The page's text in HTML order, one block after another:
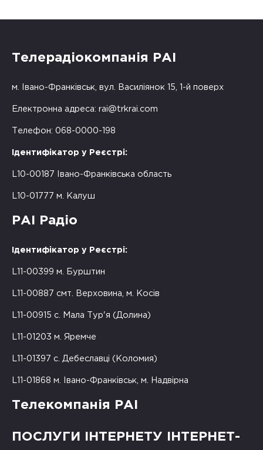
Телерадіокомпанія РАІ
м. Івано-Франківськ, вул. Василіянок 15, 1-й поверх
Електронна адреса: rai@trkrai.com
Телефон: 068-0000-198
Ідентифікатор у Реєстрі:
L10-00187 Івано-Франківська область
L10-01777 м. Калуш
РАІ Радіо
Ідентифікатор у Реєстрі:
L11-00399 м. Бурштин
L11-00887 смт. Верховина, м. Косів
L11-00915 с. Мала Тур'я (Долина)
L11-01203 м. Яремче
L11-01397 с. Дебеславці (Коломия)
L11-01868 м. Івано-Франківськ, м. Надвірна
Телекомпанія РАІ
ПОСЛУГИ ІНТЕРНЕТУ ІНТЕРНЕТ-